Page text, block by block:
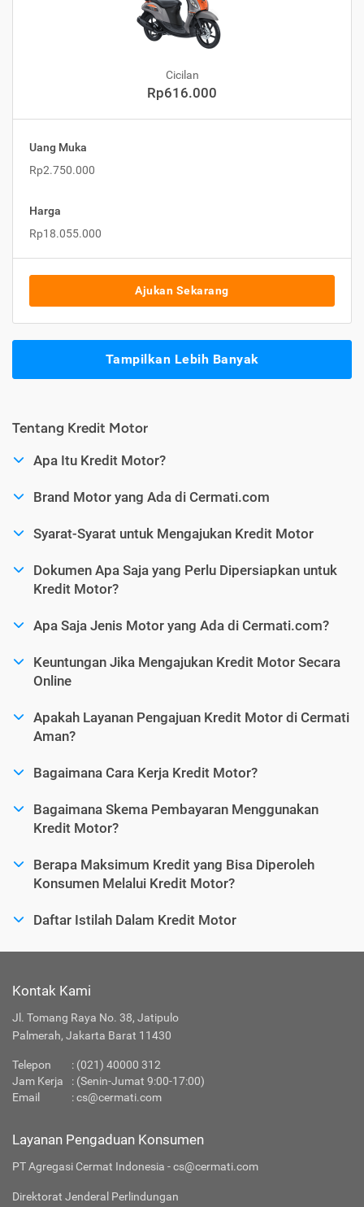
Cicilan
Rp616.000
Uang Muka
Rp2.750.000
Harga
Rp18.055.000
Ajukan Sekarang
Tampilkan Lebih Banyak
Tentang Kredit Motor
Apa Itu Kredit Motor?
Brand Motor yang Ada di Cermati.com
Syarat-Syarat untuk Mengajukan Kredit Motor
Dokumen Apa Saja yang Perlu Dipersiapkan untuk
Kredit Motor?
Apa Saja Jenis Motor yang Ada di Cermati.com?
Keuntungan Jika Mengajukan Kredit Motor Secara
Online
Apakah Layanan Pengajuan Kredit Motor di Cermati
Aman?
Bagaimana Cara Kerja Kredit Motor?
Bagaimana Skema Pembayaran Menggunakan
Kredit Motor?
Berapa Maksimum Kredit yang Bisa Diperoleh
Konsumen Melalui Kredit Motor?
Daftar Istilah Dalam Kredit Motor
Kontak Kami
Jl. Tomang Raya No. 38, Jatipulo
Palmerah, Jakarta Barat 11430
Telepon : (021) 40000 312
Jam Kerja
: (Senin-Jumat 9:00-17:00)
Email
:cs@cermati.com
Layanan Pengaduan Konsumen
PT Agregasi Cermat Indonesia - cs@cermati.com
Direktorat Jenderal Perlindungan